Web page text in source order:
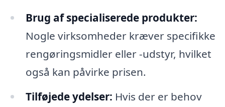
Brug af specialiserede produkter:
Nogle virksomheder kræver specifikke
rengøringsmidler eller -udstyr, hvilket
også kan påvirke prisen.
Tilføjede ydelser: Hvis der er behov